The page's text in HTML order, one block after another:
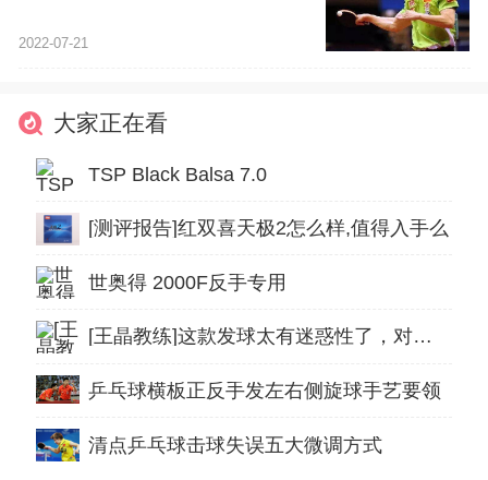
2022-07-21
大家正在看
TSP Black Balsa 7.0
[测评报告]红双喜天极2怎么样,值得入手么
世奥得 2000F反手专用
[王晶教练]这款发球太有迷惑性了，对手看蒙了基本上来不及反应
乒乓球横板正反手发左右侧旋球手艺要领
清点乒乓球击球失误五大微调方式